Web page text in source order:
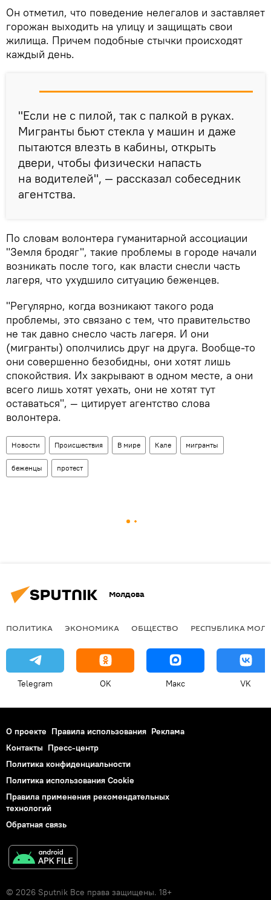
Он отметил, что поведение нелегалов и заставляет
горожан выходить на улицу и защищать свои
жилища. Причем подобные стычки происходят
каждый день.
"Если не с пилой, так с палкой в руках.
Мигранты бьют стекла у машин и даже
пытаются влезть в кабины, открыть
двери, чтобы физически напасть
на водителей", — рассказал собеседник
агентства.
По словам волонтера гуманитарной ассоциации
"Земля бродяг", такие проблемы в городе начали
возникать после того, как власти снесли часть
лагеря, что ухудшило ситуацию беженцев.
"Регулярно, когда возникают такого рода
проблемы, это связано с тем, что правительство
не так давно снесло часть лагеря. И они
(мигранты) ополчились друг на друга. Вообще-то
они совершенно безобидны, они хотят лишь
спокойствия. Их закрывают в одном месте, а они
всего лишь хотят уехать, они не хотят тут
оставаться", — цитирует агентство слова
волонтера.
Новости Происшествия В мире Кале мигранты
беженцы протест
Молдова
ПОЛИТИКА ЭКОНОМИКА ОБЩЕСТВО РЕСПУБЛИКА
Telegram OK Макс VK
О проекте Правила использования Реклама
Контакты Пресс-центр
Политика конфиденциальности
Политика использования Cookie
Правила применения рекомендательных
технологий
Обратная связь
© 2026 Sputnik Все права защищены. 18+